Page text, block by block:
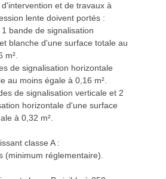
et de travaux à
lente doivent portés :
bande de signalisation
blanche d'une surface totale au
m².
de signalisation horizontale
au moins égale à 0,16 m².
de signalisation verticale et 2
horizontale d'une surface
à 0,32 m².
classe A :
(minimum réglementaire).